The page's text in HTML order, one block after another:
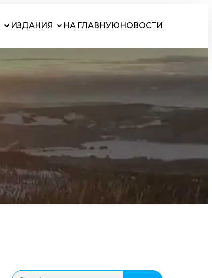
ИЗДАНИЯ НА ГЛАВНУЮНОВОСТИ